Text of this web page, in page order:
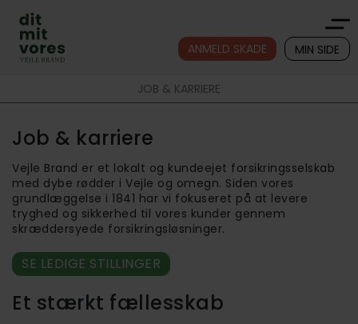
ANMELD SKADE MIN SIDE
JOB & KARRIERE
Job & karriere
Vejle Brand er et lokalt og kundeejet forsikringsselskab
med dybe rødder i Vejle og omegn. Siden vores
grundlæggelse i 1841 har vi fokuseret på at levere
tryghed og sikkerhed til vores kunder gennem
skræddersyede forsikringsløsninger.
SE LEDIGE STILLINGER
Et stærkt fællesskab